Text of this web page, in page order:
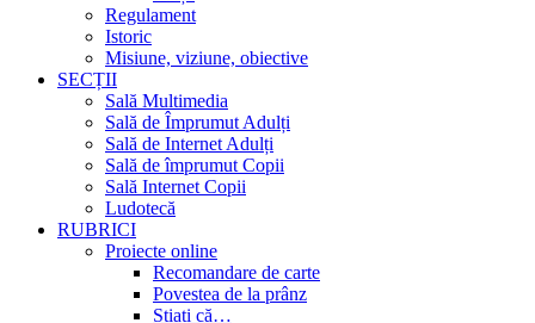
Regulament
Istoric
Misiune, viziune, obiective
SECȚII
Sală Multimedia
Sală de Împrumut Adulți
Sală de Internet Adulți
Sală de împrumut Copii
Sală Internet Copii
Ludotecă
RUBRICI
Proiecte online
Recomandare de carte
Povestea de la prânz
Știați că…